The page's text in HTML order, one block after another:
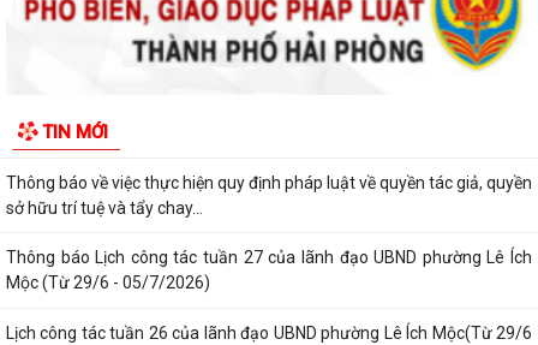
TIN MỚI
Thông báo về việc thực hiện quy định pháp luật về quyền tác giả, quyền
sở hữu trí tuệ và tẩy chay...
Lịch công tác tuần 26 của lãnh đạo UBND phường Lê Ích Mộc(Từ 29/6
- 05/7/2026)
hành, được sửa đổi, bổ sung thuộc...
sử dụng đất và tài sản gắn liền...